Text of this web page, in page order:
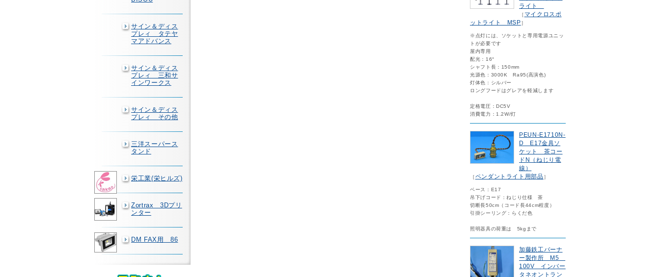
サイン＆ディス
プレィ タテヤ
マアドバンス
サイン＆ディス
プレィ 三和サ
インワークス
サイン＆ディス
プレィ その他
三洋スーパース
タンド
栄工業(栄ヒルズ)
Zortrax 3Dプリ
ンター
DM FAX用 86
ライト
［ マイクロスポ
ットライト MSP］
※点灯には、ソケットと専用電源ユニッ
トが必要です
屋内専用
配光：16°
シャフト長：150mm
光源色：3000K Ra95(高演色)
灯体色：シルバー
ロングフードはグレアを軽減します
定格電圧：DC5V
消費電力：1.2W/灯
PEUN-E1710N-
D E17金具ソ
ケット 茶コー
ドN（ねじり電
線）
［ペンダントライト用部品］
ベース：E17
吊下げコード：ねじり仕様 茶
切断長50cm（コード長44cm程度）
引掛シーリング：らくだ色
照明器具の荷重は 5kgまで
加藤鉄工バーナ
ー製作所 M5
100V インバー
タネオントラン